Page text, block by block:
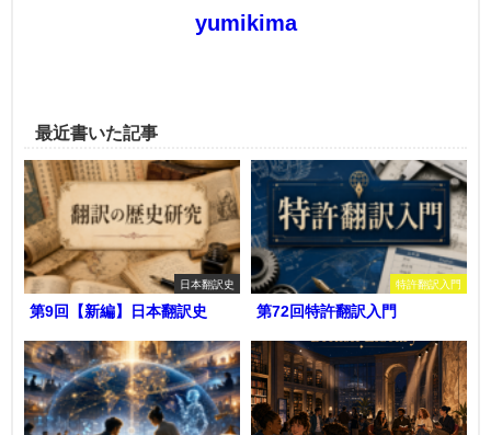
yumikima
最近書いた記事
日本翻訳史
第9回【新編】日本翻訳史
特許翻訳入門
第72回特許翻訳入門